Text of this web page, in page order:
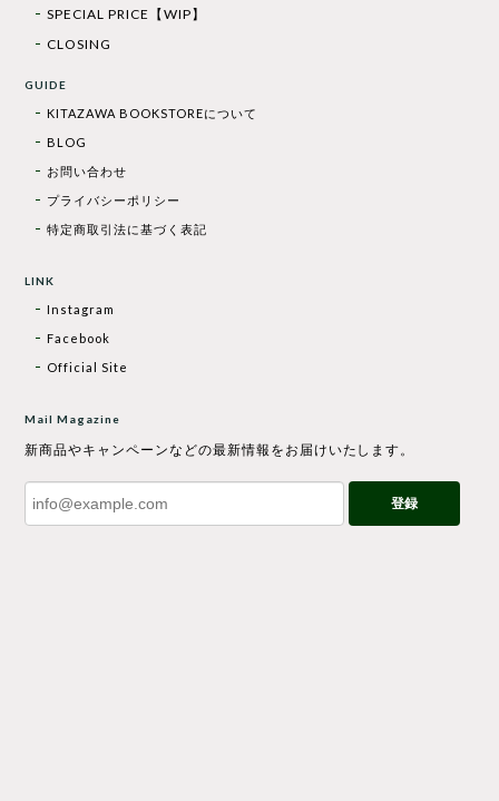
SPECIAL PRICE【WIP】
CLOSING
GUIDE
KITAZAWA BOOKSTOREについて
BLOG
お問い合わせ
プライバシーポリシー
特定商取引法に基づく表記
LINK
Instagram
Facebook
Official Site
Mail Magazine
新商品やキャンペーンなどの最新情報をお届けいたします。
登録